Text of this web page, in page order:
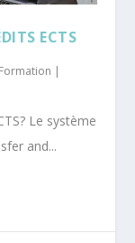
ECTS
|
Le système
and...